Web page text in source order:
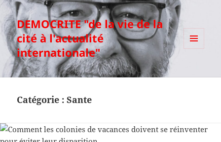
DEMOCRITE "de la vie de la
cité à l'actualité
internationale"
Catégorie :Sante